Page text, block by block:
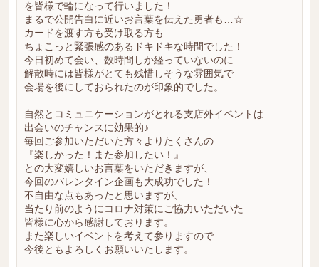
を皆様で輪になって行いました！
まるで公開告白に近いお言葉を伝えた勇者も…☆
カードを渡す方も受け取る方も
ちょこっと緊張感のあるドキドキな時間でした！
今日初めて会い、数時間しか経っていないのに
解散時には皆様がとても残惜しそうな雰囲気で
会場を後にしておられたのが印象的でした。
自然とコミュニケーションがとれる支店外イベントは
出会いのチャンスに効果的♪
毎回ご参加いただいた方々よりたくさんの
『楽しかった！また参加したい！』
との大変嬉しいお言葉をいただきますが、
今回のバレンタイン企画も大成功でした！
不自由な点もあったと思いますが、
当たり前のようにコロナ対策にご協力いただいた
皆様に心から感謝しております。
また楽しいイベントを考えて参りますので
今後ともよろしくお願いいたします。